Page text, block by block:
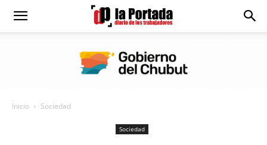
Diario
Inicio Sociedad
Sociedad